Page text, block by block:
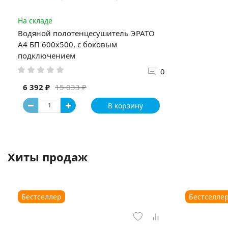
На складе
Водяной полотенцесушитель ЭРАТО
А4 БП 600x500, с боковым
подключением
0
15 033 ₽
6 392 ₽
В корзину
Хиты продаж
Бестселлер Бестселлер